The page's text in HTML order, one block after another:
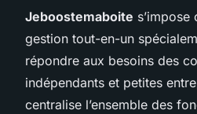
Jeboostemaboite
gestion tout-en-un
répondre aux besoins des
indépendants et petites
centralise l’ensemble des